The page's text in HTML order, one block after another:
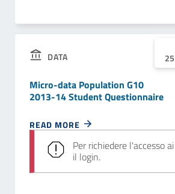
DATA
Micro-data Population G10
2013-14 Student Questionnaire
READ MORE
Per richiedere l'accesso
il login.